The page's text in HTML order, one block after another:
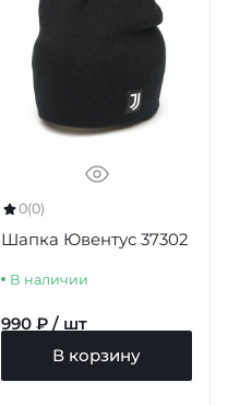
0(0)
Шапка Ювентус 37302
В наличии
990 ₽ / шт
В корзину